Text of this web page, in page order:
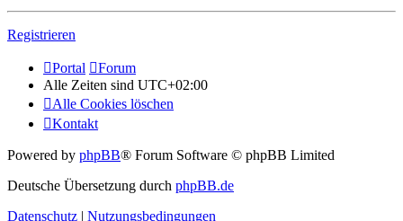
Registrieren
Portal
Forum
Alle Zeiten sind UTC+02:00
Alle Cookies löschen
Kontakt
Powered by phpBB® Forum Software © phpBB Limited
Deutsche Übersetzung durch phpBB.de
Datenschutz | Nutzungsbedingungen